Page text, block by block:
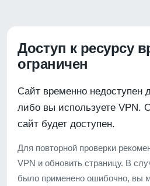
Доступ к ресурсу
ограничен
Сайт временно недоступен
либо вы используете VPN.
сайт будет доступен.
Для повторной проверки
VPN и обновить страницу. В
было применено ошибочно, вы